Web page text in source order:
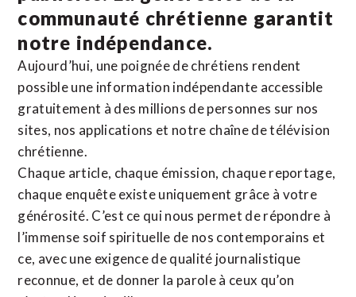
communauté chrétienne garantit
notre indépendance.
Aujourd’hui, une poignée de chrétiens rendent
possible une information indépendante accessible
gratuitement à des millions de personnes sur nos
sites, nos applications et notre chaîne de télévision
chrétienne.
Chaque article, chaque émission, chaque reportage,
chaque enquête existe uniquement grâce à votre
générosité. C’est ce qui nous permet de répondre à
l’immense soif spirituelle de nos contemporains et
ce, avec une exigence de qualité journalistique
reconnue, et de donner la parole à ceux qu’on